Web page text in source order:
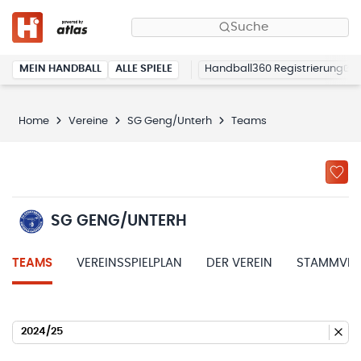
Suche
MEIN HANDBALL ALLE SPIELE Handball360 Registrierung
Home Vereine SG Geng/Unterh Teams
SG GENG/UNTERH
TEAMS VEREINSSPIELPLAN DER VEREIN
2024/25